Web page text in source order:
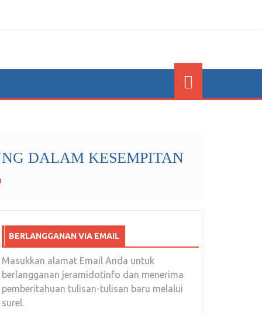
DALAM KESEMPITAN
BERLANGGANAN VIA EMAIL
Masukkan alamat Email Anda untuk
berlangganan jeramidotinfo dan menerima
pemberitahuan tulisan-tulisan baru melalui
surel.